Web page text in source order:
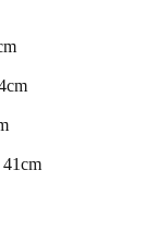
41cm